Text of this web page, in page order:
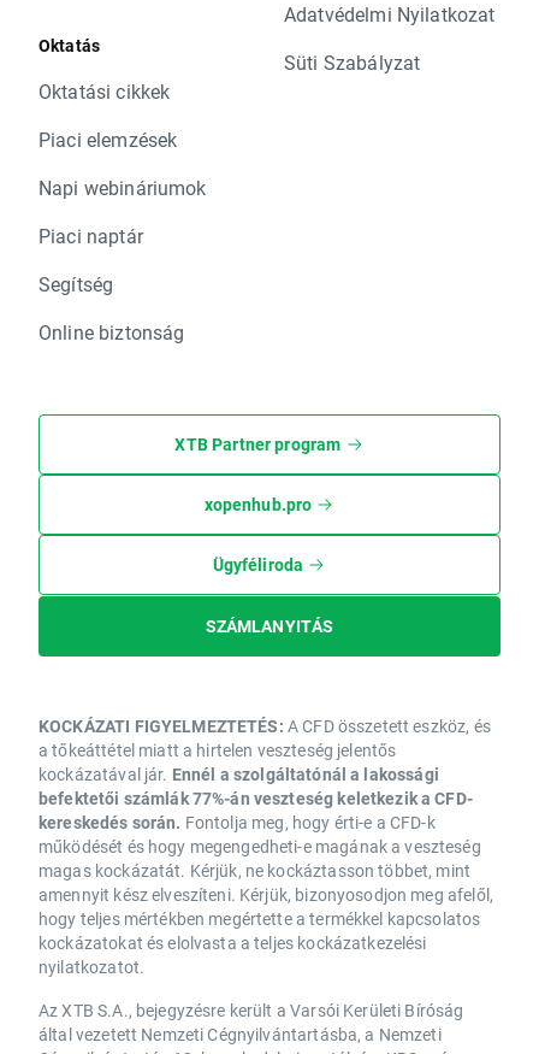
Oktatás
Oktatási cikkek
Piaci elemzések
Napi webináriumok
Piaci naptár
Segítség
Online biztonság
Adatvédelmi Nyilatkozat
Süti Szabályzat
XTB Partner program
xopenhub.pro
Ügyféliroda
SZÁMLANYITÁS
KOCKÁZATI FIGYELMEZTETÉS: A CFD összetett eszköz, és
a tőkeáttétel miatt a hirtelen veszteség jelentős
kockázatával jár. Ennél a szolgáltatónál a lakossági
befektetői számlák 77%-án veszteség keletkezik a CFD-
kereskedés során. Fontolja meg, hogy érti-e a CFD-k
működését és hogy megengedheti-e magának a veszteség
magas kockázatát. Kérjük, ne kockáztasson többet, mint
amennyit kész elveszíteni. Kérjük, bizonyosodjon meg afelől,
hogy teljes mértékben megértette a termékkel kapcsolatos
kockázatokat és elolvasta a teljes kockázatkezelési
nyilatkozatot.
Az XTB S.A., bejegyzésre került a Varsói Kerületi Bíróság
által vezetett Nemzeti Cégnyilvántartásba, a Nemzeti